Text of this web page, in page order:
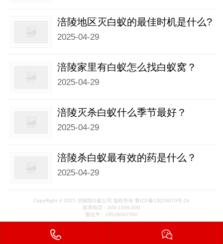
涪陵地区灭白蚁的最佳时机是什么?
2025-04-29
涪陵家里有白蚁怎么找白蚁窝？
2025-04-29
涪陵灭杀白蚁什么季节最好？
2025-04-29
涪陵杀白蚁最有效的药是什么？
2025-04-29
CopyRight © 2025 涪陵除白蚁公司 版权所有 鲁ICP备13024870号-24
联系电话：400-1566-200
微信号：19528007550